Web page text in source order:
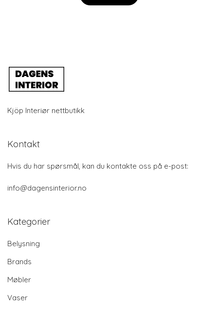
Kjöp Interiør nettbutikk
Kontakt
Hvis du har spørsmål, kan du kontakte oss på e-post:
info@dagensinterior.no
Kategorier
Belysning
Brands
Møbler
Vaser